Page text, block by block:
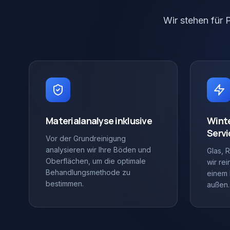
Wir stehen für
Materialanalyse inklusive
Vor der Grundreinigung
analysieren wir Ihre Böden und
Oberflächen, um die optimale
Behandlungsmethode zu
bestimmen.
Glas,
wir
einem
außen.